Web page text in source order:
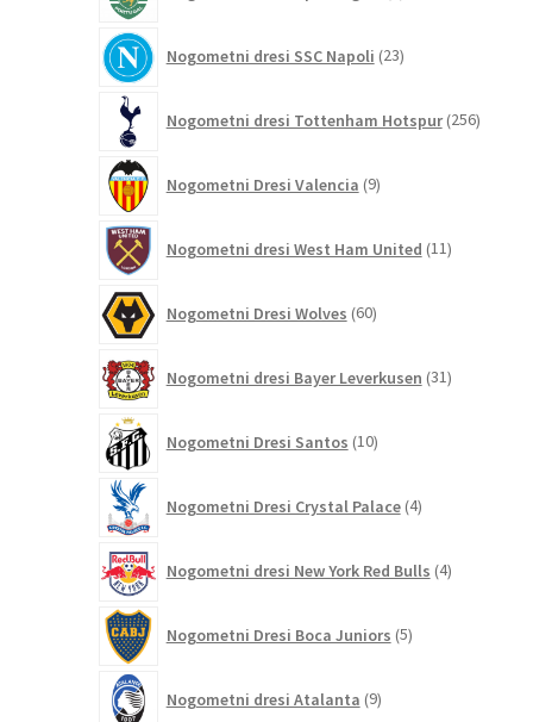
Nogometni dresi SSC Napoli 23izdelkov
Nogometni dresi Tottenham Hotspur 256
Nogometni Dresi Valencia 9izdelkov
Nogometni dresi West Ham United 11izdelkov
Nogometni Dresi Wolves 60izdelkov
Nogometni dresi Bayer Leverkusen 31izdelkov
Nogometni Dresi Santos 10izdelkov
Nogometni Dresi Crystal Palace 4izdelki
Nogometni dresi New York Red Bulls 4izdelki
Nogometni Dresi Boca Juniors 5izdelkov
Nogometni dresi Atalanta 9izdelkov